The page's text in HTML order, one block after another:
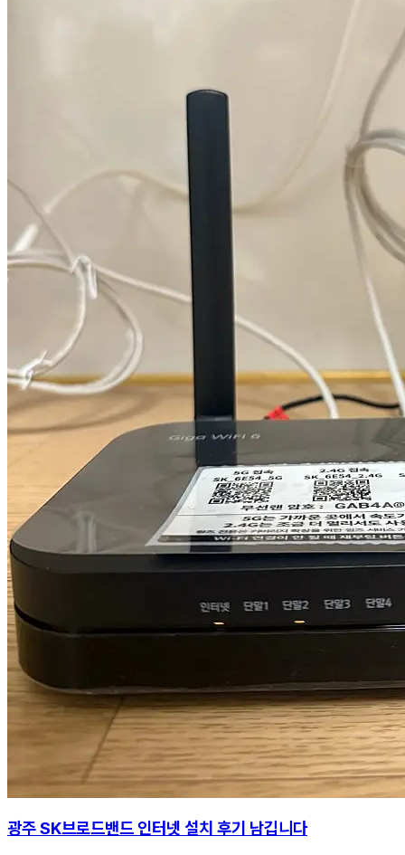
광주 SK브로드밴드 인터넷 설치 후기 남깁니다